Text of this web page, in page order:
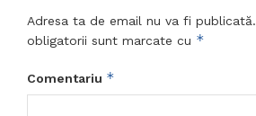
Adresa ta de email nu va fi publicată.
obligatorii sunt marcate cu *
Comentariu *